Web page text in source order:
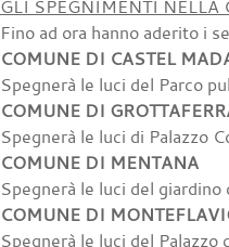
GLI SPEGNIMENTI NELLA
Fino ad ora hanno aderito i
COMUNE DI CASTEL
Spegnerà le luci del Parco
COMUNE DI
Spegnerà le luci di Palazzo
COMUNE DI MENTANA
Spegnerà le luci del
COMUNE DI
Spegnerà le luci del Palazzo